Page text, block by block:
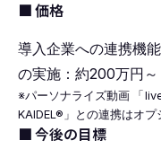
■ 価格
導入企業への連携
の実施：約200万円～
※パーソナライズ動画 「
KAIDEL®︎」との連携はオプ
■ 今後の目標